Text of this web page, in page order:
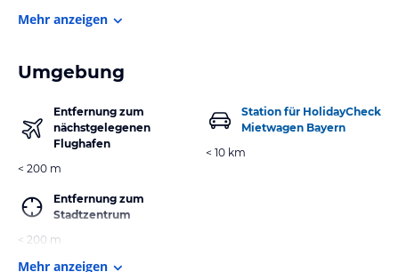
Mehr anzeigen
Umgebung
Entfernung zum
nächstgelegenen
Flughafen
< 200 m
Entfernung zum
Stadtzentrum
< 200 m
Station für HolidayCheck
Mietwagen Bayern
< 10 km
Mehr anzeigen